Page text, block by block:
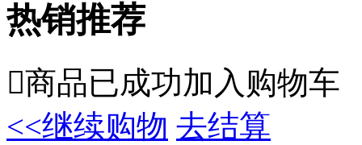
热销推荐
商品已成功加入购物车
<<继续购物 去结算